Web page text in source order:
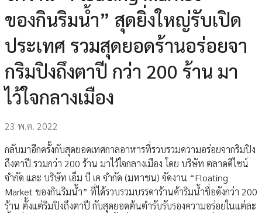
ของกินริมน้ำ” สุดยิ่งใหญ่รับเปิด
ประเทศ รวมสุดยอดร้านอร่อยจา
กริมปิงถึงตาปี กว่า 200 ร้าน มา
ไว้ใจกลางเมือง
23 พ.ค. 2022
กลับมาอีกครั้งกับสุดยอดเทศกาลอาหารที่รวบรวมความอร่อยจากริมปิง
ถึงตาปี รวมกว่า 200 ร้าน มาไว้ใจกลางเมือง โดย บริษัท ตลาดดีไซน์
จำกัด และ บริษัท เอ็ม บี เค จำกัด (มหาชน) จัดงาน “Floating
Market ของกินริมน้ำ” ที่ได้รวบรวมบรรดาร้านค้าริมน้ำชื่อดังกว่า 200
ร้าน ตั้งแต่ริมปิงถึงตาปี กับสุดยอดต้นตำรับรับรองความอร่อยในแต่ละ